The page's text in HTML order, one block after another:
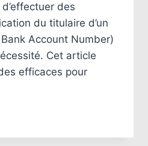
des
du titulaire d’un
Account Number)
Cet article
efficaces pour